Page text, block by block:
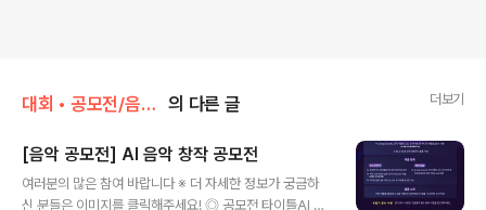
대회 • 공모전/음악 • 가요 • 댄스 의 다른 글 더보기
[음악 공모전] AI 음악 창작 공모전
여러분의 많은 참여 바랍니다 ※ 더 자세한 정보가 궁금하
신 분들은 이미지를 클릭해주세요! ◎ 공모전 타이틀AI 음